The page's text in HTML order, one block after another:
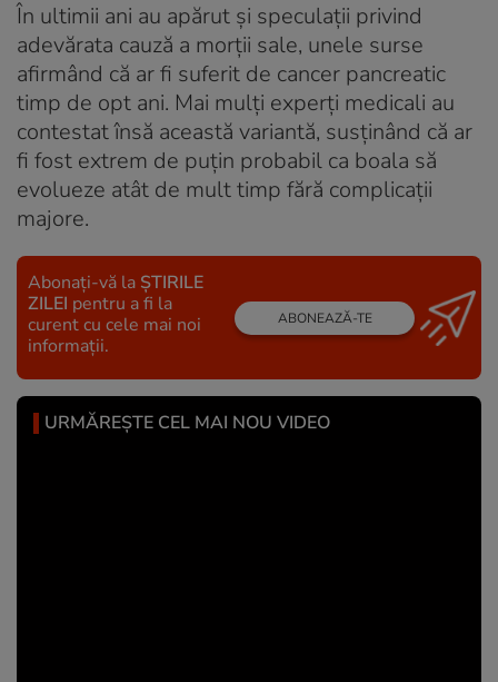
În ultimii ani au apărut și speculații privind
adevărata cauză a morții sale, unele surse
afirmând că ar fi suferit de cancer pancreatic
timp de opt ani. Mai mulți experți medicali au
contestat însă această variantă, susținând că ar
fi fost extrem de puțin probabil ca boala să
evolueze atât de mult timp fără complicații
majore.
Abonați-vă la ȘTIRILE
ZILEI pentru a fi la
curent cu cele mai noi
informații.
ABONEAZĂ-TE
URMĂREȘTE CEL MAI NOU VIDEO